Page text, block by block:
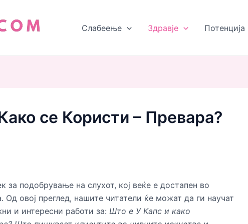
Слабеење Здравjе Потенција
се Користи – Превара?
за подобрување на слухот, кој веќе е достапен во
Од овој преглед, нашите читатели ќе можат да ги научат
и интересни работи за: Што е У Капс и како